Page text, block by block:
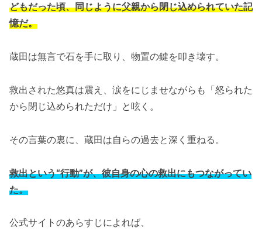
どもだった頃、同じように父親から閉じ込められていた記
憶だ。
蔵田は無言で石を手に取り、物置の鍵を叩き壊す。
救出された悠真は震え、涙をにじませながらも「怒られた
から閉じ込められただけ」と呟く。
その言葉の裏に、蔵田は自らの過去と深く重ねる。
救出という“行動”が、彼自身の心の救出にもつながってい
た。
公式サイトのあらすじによれば、